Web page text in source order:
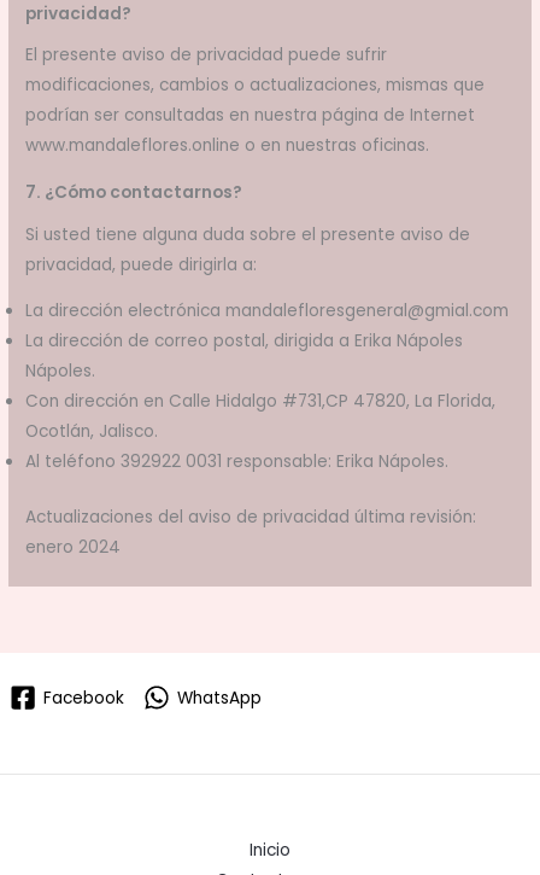
privacidad?
El presente aviso de privacidad puede sufrir
modificaciones, cambios o actualizaciones, mismas que
podrían ser consultadas en nuestra página de Internet
www.mandaleflores.online o en nuestras oficinas.
7. ¿Cómo contactarnos?
Si usted tiene alguna duda sobre el presente aviso de
privacidad, puede dirigirla a:
La dirección electrónica mandalefloresgeneral@gmial.com
La dirección de correo postal, dirigida a Erika Nápoles
Nápoles.
Con dirección en Calle Hidalgo #731,CP 47820, La Florida,
Ocotlán, Jalisco.
Al teléfono 392922 0031 responsable: Erika Nápoles.
Actualizaciones del aviso de privacidad última revisión:
enero 2024
Facebook WhatsApp
Inicio